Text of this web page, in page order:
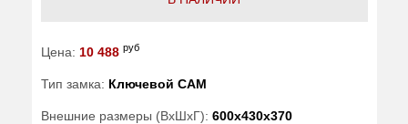
Цена: 10 488 руб
Тип замка: Ключевой САМ
Внешние размеры (ВхШхГ): 600x430x370